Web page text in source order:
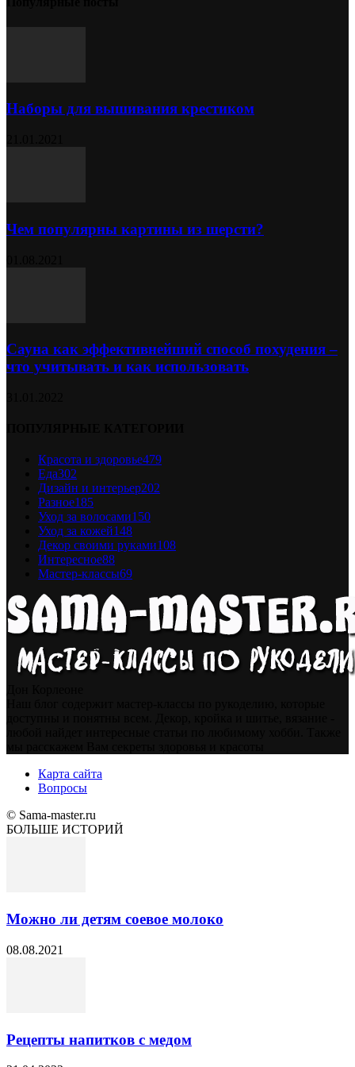
Наборы для вышивания крестиком
Чем популярны картины из шерсти?
Сауна как эффективнейший способ похудения –
что учитывать и как использовать
Красота и здоровье479
Еда302
Дизайн и интерьер202
Разное185
Уход за волосами150
Уход за кожей148
Декор своими руками108
Интересное88
Мастер-классы69
Карта сайта
Вопросы
© Sama-master.ru
БОЛЬШЕ ИСТОРИЙ
Можно ли детям соевое молоко
08.08.2021
Рецепты напитков с медом